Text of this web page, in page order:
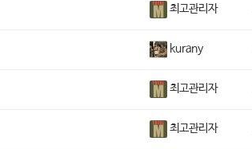
최고관리자
kurany
최고관리자
최고관리자